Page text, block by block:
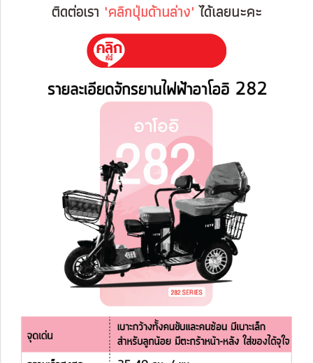
ติดต่อเรา "คลิกปุ่มด้านล่าง" ได้เลยนะคะ